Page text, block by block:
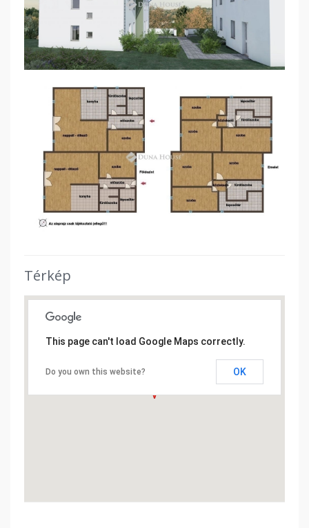
Térkép
This page can't load Google Maps correctly.
Do you own this website? OK